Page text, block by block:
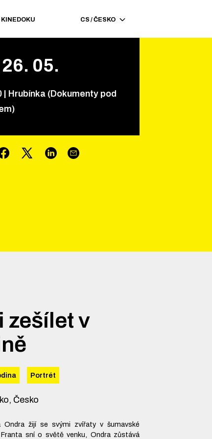
KINEDOKU CS /ČESKO
26. 05.
| Hrubínka (Dokumenty pod
zešílet v
Portrét
Česko
Ondra žijí se svými zvířaty v šumavské
sní o světě venku, Ondra zůstává